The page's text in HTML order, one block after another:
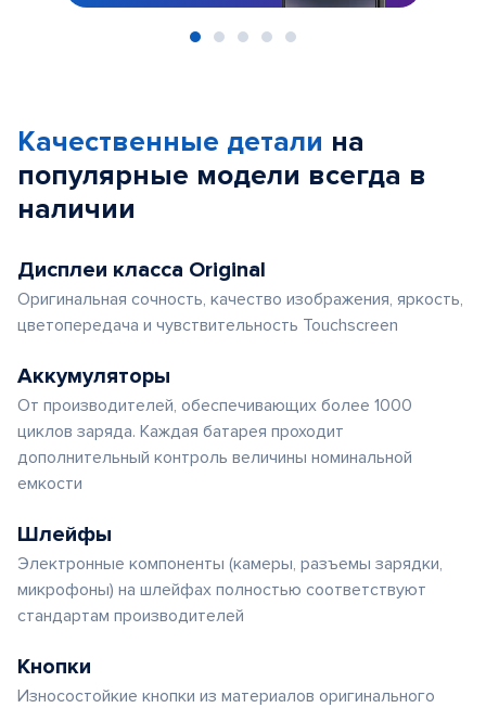
Качественные детали на
популярные модели всегда в
наличии
Дисплеи класса Original
Оригинальная сочность, качество изображения, яркость,
цветопередача и чувствительность Touchscreen
Аккумуляторы
От производителей, обеспечивающих более 1000
циклов заряда. Каждая батарея проходит
дополнительный контроль величины номинальной
емкости
Шлейфы
Электронные компоненты (камеры, разъемы зарядки,
микрофоны) на шлейфах полностью соответствуют
стандартам производителей
Кнопки
Износостойкие кнопки из материалов оригинального